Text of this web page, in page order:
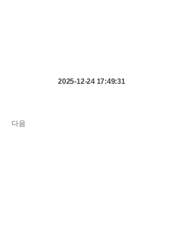
2025-12-24 17:49:31
다음